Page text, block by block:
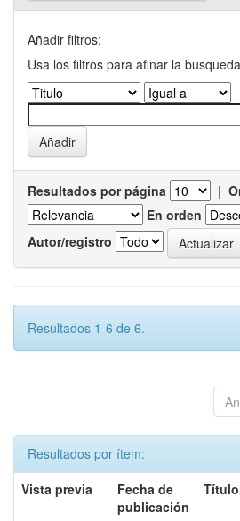
Añadir filtros:
Usa los filtros para afinar la
Resultados por página |
En orden
Autor/registro
Resultados 1-6 de 6.
Resultados por ítem:
Vista previa
Fecha de
publicación
Título